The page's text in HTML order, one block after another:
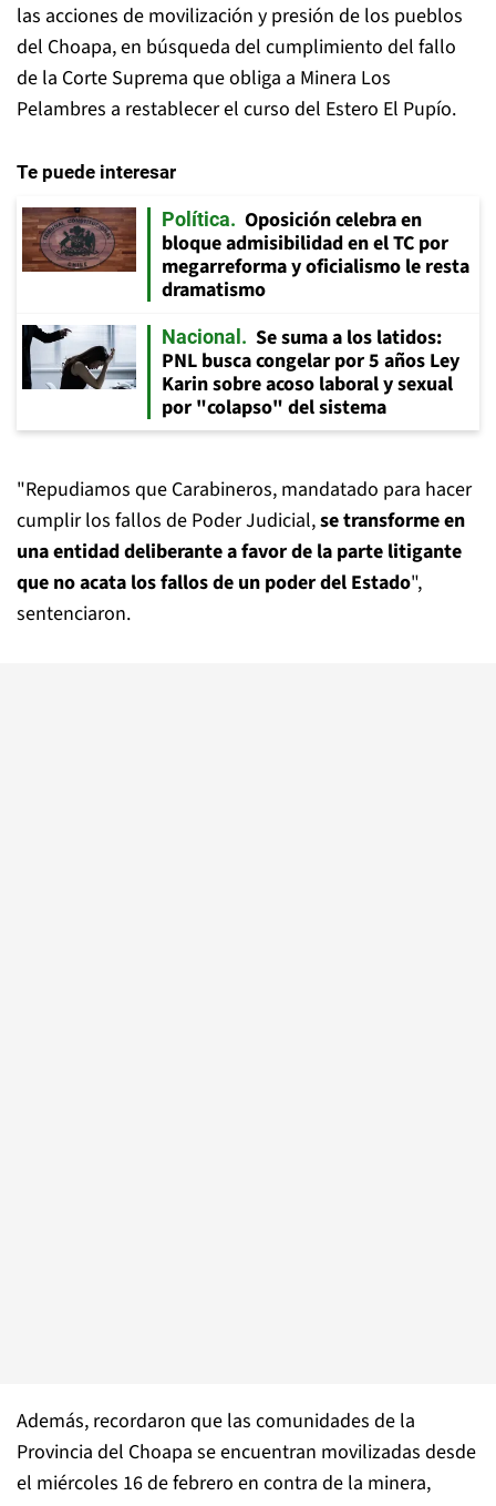
las acciones de movilización y presión de los pueblos
del Choapa, en búsqueda del cumplimiento del fallo
de la Corte Suprema que obliga a Minera Los
Pelambres a restablecer el curso del Estero El Pupío.
Te puede interesar
Política
Oposición celebra en
bloque admisibilidad en el TC por
megarreforma y oficialismo le resta
dramatismo
Nacional
Se suma a los latidos:
PNL busca congelar por 5 años Ley
Karin sobre acoso laboral y sexual
por "colapso" del sistema
"Repudiamos que Carabineros, mandatado para hacer
cumplir los fallos de Poder Judicial,se transforme en
una entidad deliberante a favor de la parte litigante
que no acata los fallos de un poder del Estado",
sentenciaron.
Además, recordaron que las comunidades de la
Provincia del Choapa se encuentran movilizadas desde
el miércoles 16 de febrero en contra de la minera,